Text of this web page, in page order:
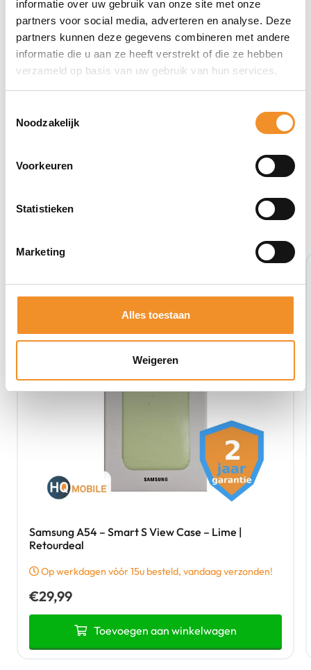
informatie over uw gebruik van onze site met onze
partners voor social media, adverteren en analyse. Deze
partners kunnen deze gegevens combineren met andere
informatie die u aan ze heeft verstrekt of die ze hebben
verzameld op basis van uw gebruik van hun services.
Noodzakelijk
Voorkeuren
Statistieken
Marketing
Alles toestaan
Weigeren
Bekijk ook eens deze producten
Samsung A54 – Smart S View Case – Lime |
Retourdeal
Op werkdagen vóór 15u besteld, vandaag verzonden!
€29,99
Toevoegen aan winkelwagen
Retour Deal